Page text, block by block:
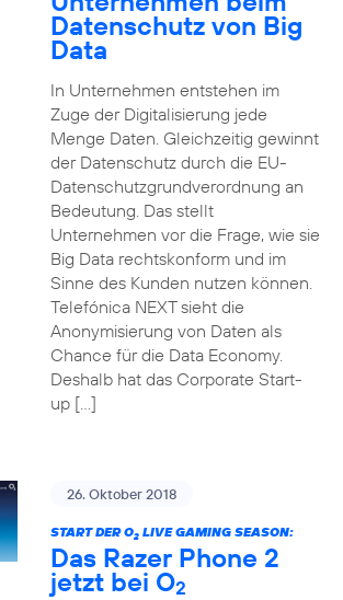
Datenschutz von Big
Data
In Unternehmen entstehen im
Zuge der Digitalisierung jede
Menge Daten. Gleichzeitig gewinnt
der Datenschutz durch die EU-
Datenschutzgrundverordnung an
Bedeutung. Das stellt
Unternehmen vor die Frage, wie sie
Big Data rechtskonform und im
Sinne des Kunden nutzen können.
Telefónica NEXT sieht die
Anonymisierung von Daten als
Chance für die Data Economy.
Deshalb hat das Corporate Start-
up […]
26. Oktober 2018
START DER O2LIVE GAMING SEASON:
Das Razer Phone 2
jetzt bei O2